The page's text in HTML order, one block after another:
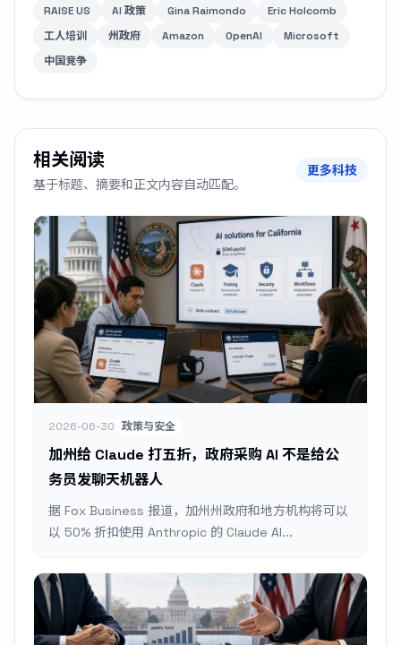
RAISE US AI 政策 Gina Raimondo
Eric Holcomb
工人培训
州政府 Amazon OpenAI
Microsoft
中国竞争
相关阅读
基于标题、摘要和正文内容自动匹配。
更多科技
2026-06-30 政策与安全
加州给 Claude 打五折，政府采购 AI 不是给公
务员发聊天机器人
据 Fox Business 报道，加州州政府和地方机构将可以
以 50% 折扣使用 Anthropic 的 Claude AI...